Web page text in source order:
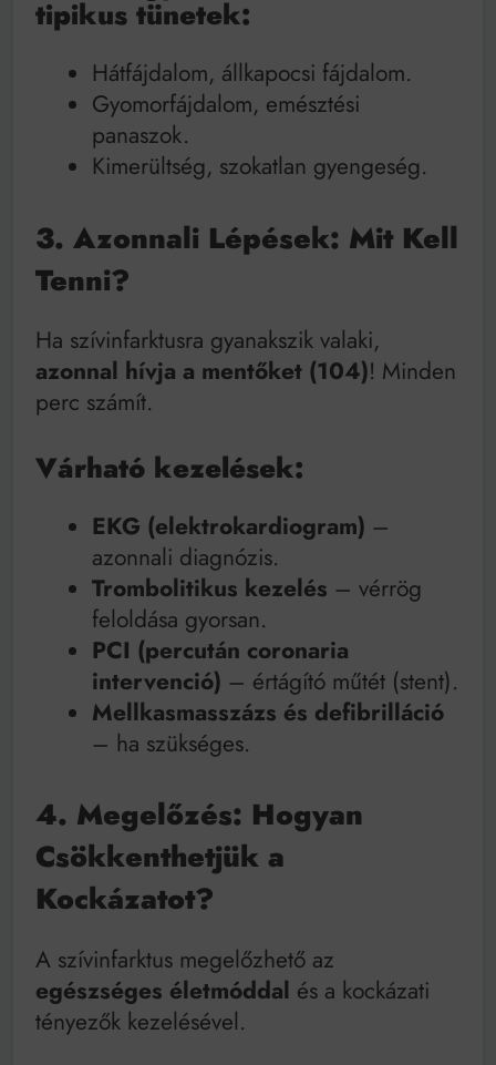
tipikus tünetek:
Hátfájdalom, állkapocsi fájdalom.
Gyomorfájdalom, emésztési
panaszok.
Kimerültség, szokatlan gyengeség.
3. Azonnali Lépések: Mit Kell
Tenni?
Ha szívinfarktusra gyanakszik valaki,
azonnal hívja a mentőket (104)! Minden
perc számít.
Várható kezelések:
EKG (elektrokardiogram) –
azonnali diagnózis.
Trombolitikus kezelés – vérrög
feloldása gyorsan.
PCI (percután coronaria
intervenció) – értágító műtét (stent).
Mellkasmasszázs és defibrilláció
– ha szükséges.
4. Megelőzés: Hogyan
Csökkenthetjük a
Kockázatot?
A szívinfarktus megelőzhető az
egészséges életmóddal és a kockázati
tényezők kezelésével.